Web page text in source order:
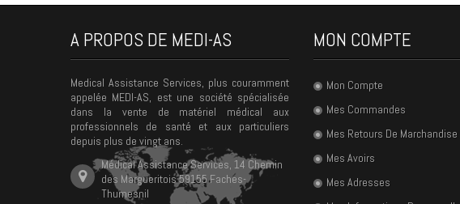
A PROPOS DE MEDI-AS
Medical Assistance Services, plus couramment
appelée MEDI-AS, est une société spécialisée
dans la vente de matériel médical aux
professionnels de santé et aux particuliers
depuis plus de vingt ans.
Médical Assistance Services, 14 Chemin
des Margueritois 59155 Faches-
Thumesnil
MON COMPTE
Mon Compte
Mes Commandes
Mes Retours De Marchandise
Mes Avoirs
Mes Adresses